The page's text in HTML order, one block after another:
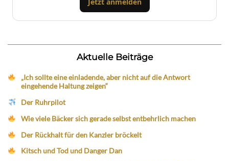
Aktuelle Beiträge
„Ich sollte eine einladende, aber nicht auf die Antwort
eingehende Haltung zeigen“
Der Ruhrpilot
Wie viele Bäcker sich gerade selbst entbehrlich machen
Der Rückhalt für den Kanzler bröckelt
Kitsch und Tod und Danger Dan